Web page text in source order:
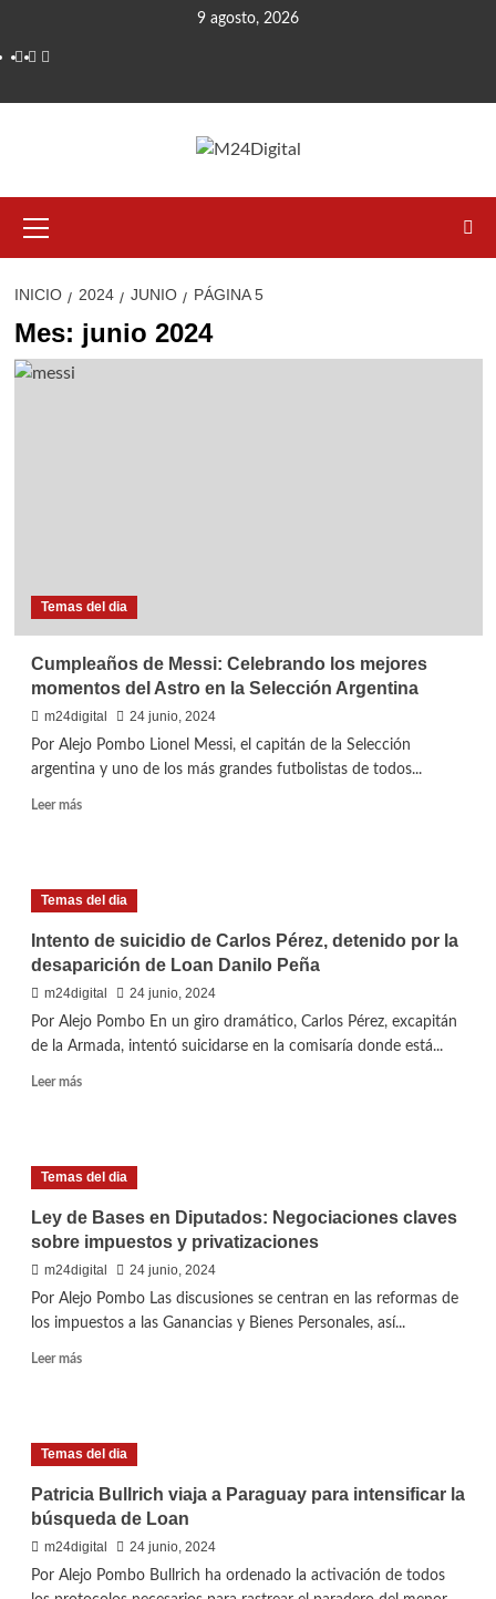
contenido
9 agosto, 2026
primario
INICIO 2024 JUNIO PÁGINA 5
Mes: junio 2024
Temas del dia
Cumpleaños de Messi: Celebrando los mejores
momentos del Astro en la Selección Argentina
m24digital
24 junio, 2024
Por Alejo Pombo Lionel Messi, el capitán de la Selección
argentina y uno de los más grandes futbolistas de todos...
Leer másLeer
de
Messi:
los
mejores
momentos
del
Astro
en
la
Temas del dia
Intento de suicidio de Carlos Pérez, detenido por la
desaparición de Loan Danilo Peña
m24digital
24 junio, 2024
Por Alejo Pombo En un giro dramático, Carlos Pérez, excapitán
de la Armada, intentó suicidarse en la comisaría donde está...
Leer másLeer
de
suicidio
Carlos
Pérez,
detenido
por
la
desaparición
de
Temas del dia
Ley de Bases en Diputados: Negociaciones claves
sobre impuestos y privatizaciones
m24digital
24 junio, 2024
Por Alejo Pombo Las discusiones se centran en las reformas de
los impuestos a las Ganancias y Bienes Personales, así...
Leer másLeer
de
Bases
Diputados:
Negociaciones
claves
sobre
impuestos
Temas del dia
Patricia Bullrich viaja a Paraguay para intensificar la
búsqueda de Loan
m24digital
24 junio, 2024
Por Alejo Pombo Bullrich ha ordenado la activación de todos